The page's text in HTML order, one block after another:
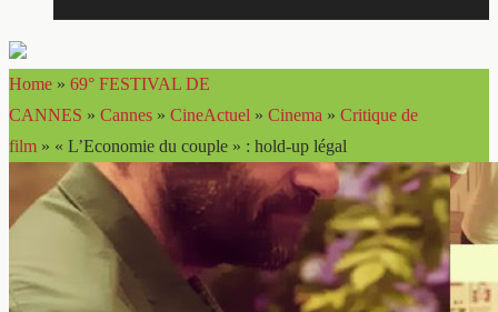
Home » 69° FESTIVAL DE
CANNES » Cannes » CineActuel » Cinema » Critique de
film » « L’Economie du couple » : hold-up légal